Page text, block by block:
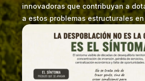
innovadoras que contribuyan a
a estos problemas estructurales